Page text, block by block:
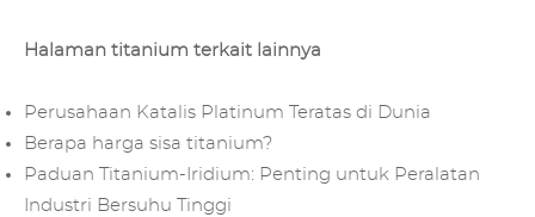
Halaman titanium terkait lainnya
Perusahaan Katalis Platinum Teratas di Dunia
Berapa harga sisa titanium?
Paduan Titanium-Iridium: Penting untuk Peralatan
Industri Bersuhu Tinggi